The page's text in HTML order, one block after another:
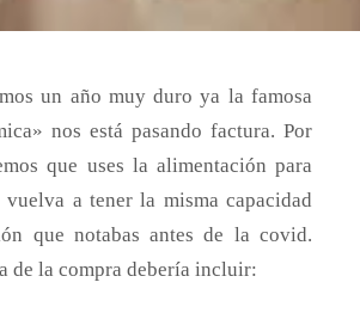
un año muy duro ya la famosa
nos está pasando factura. Por
que uses la alimentación para
a tener la misma capacidad
que notabas antes de la covid.
de la compra debería incluir: